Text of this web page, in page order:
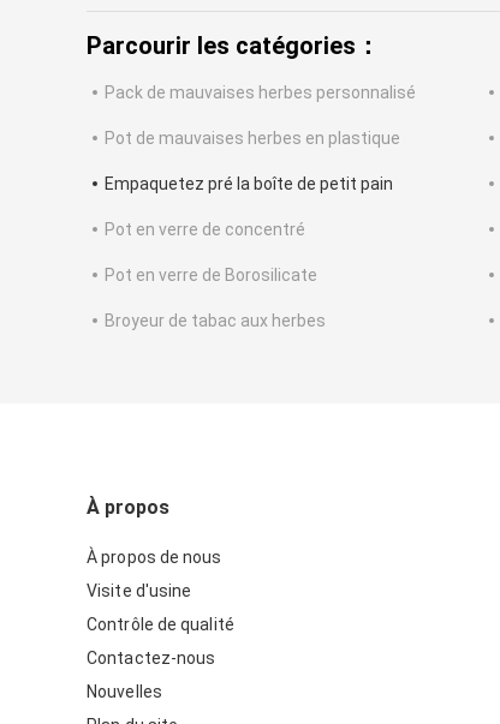
Parcourir les catégories：
Pack de mauvaises herbes personnalisé
Pot de mauvaises herbes en plastique
Empaquetez pré la boîte de petit pain
Pot en verre de concentré
Pot en verre de Borosilicate
Broyeur de tabac aux herbes
À propos
À propos de nous
Visite d'usine
Contrôle de qualité
Contactez-nous
Nouvelles